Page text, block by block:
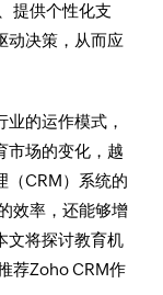
提供个性化支
动决策，从而应
的运作模式，
市场的变化，越
（CRM）系统的
效率，还能够增
文将探讨教育机
荐Zoho CRM作